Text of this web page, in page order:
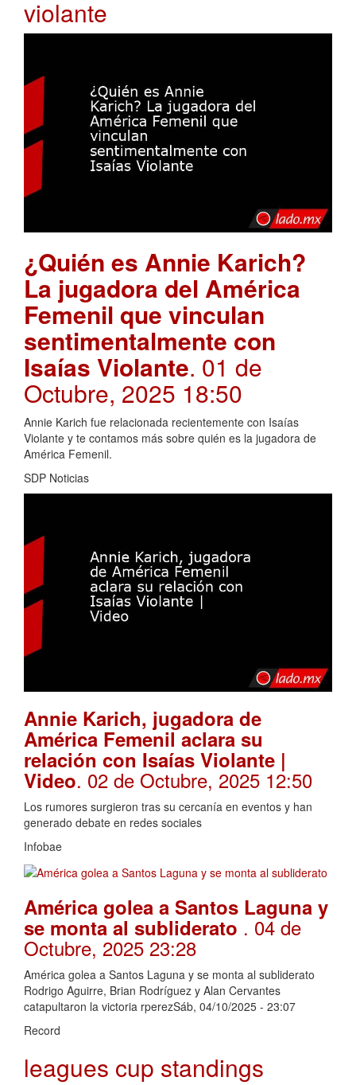
violante
¿Quién es Annie Karich?
La jugadora del América
Femenil que vinculan
sentimentalmente con
Isaías Violante. 01 de
Octubre, 2025 18:50
Annie Karich fue relacionada recientemente con Isaías
Violante y te contamos más sobre quién es la jugadora de
América Femenil.
SDP Noticias
Annie Karich, jugadora de
América Femenil aclara su
relación con Isaías Violante |
Video. 02 de Octubre, 2025 12:50
Los rumores surgieron tras su cercanía en eventos y han
generado debate en redes sociales
Infobae
América golea a Santos Laguna y
se monta al subliderato . 04 de
Octubre, 2025 23:28
América golea a Santos Laguna y se monta al subliderato
Rodrigo Aguirre, Brian Rodríguez y Alan Cervantes
catapultaron la victoria rperezSáb, 04/10/2025 - 23:07
Record
leagues cup standings